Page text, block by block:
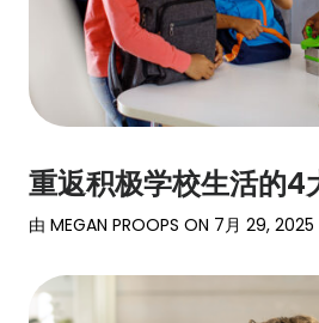
重返积极学校生活的4
由 MEGAN PROOPS ON 7月 29, 2025